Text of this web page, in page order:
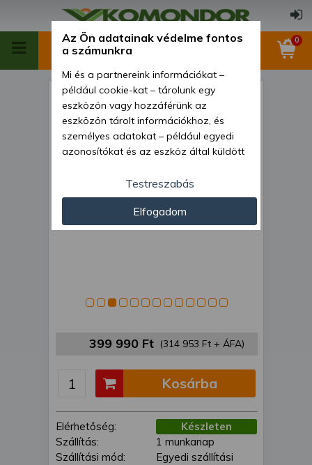
0
Kombinátor 180 cm-es, japán
kistraktorokhoz,
rugóskapákkal és rögtörővel,
Komondor SKO-180
399 990 Ft (314 953 Ft + ÁFA)
Elérhetőség:
Készleten
Szállítás:
1 munkanap
Szállítási mód:
Egyedi szállítási
Kosárba
Az Ön adatainak védelme fontos
a számunkra
Mi és a partnereink információkat –
például cookie-kat – tárolunk egy
eszközön vagy hozzáférünk az
eszközön tárolt információkhoz, és
személyes adatokat – például egyedi
azonosítókat és az eszköz által küldött
személyre szabott hirdetések és
tartalom nyújtásához, hirdetés- és
tartalomméréshez, nézettségi adatok
gyűjtéséhez, valamint termékek
adatokat és azonosítási információkat
kattintva hozzájárulhat ahhoz, hogy mi
és a partnereink a fent leírtak szerint
lehetőségként a hozzájárulás
megadása vagy elutasítása előtt
részletesebb információkhoz juthat, és
megváltoztathatja beállításait. Felhívjuk
figyelmét, hogy személyes adatainak
bizonyos kezeléséhez nem feltétlenül
Testreszabás
Elfogadom